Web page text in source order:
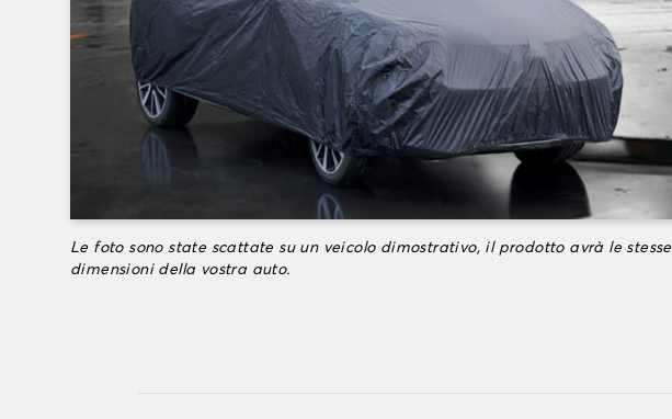
Le foto sono state scattate su un veicolo dimostrativo, il prodotto avrà le stesse
dimensioni della vostra auto.